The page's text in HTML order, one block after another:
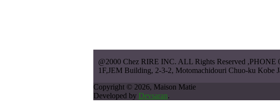
@2000 Chez RIRE INC. ALL Rights Reserved ,PHONE
1F,JEM Building, 2-3-2, Motomachidouri Chuo-ku Kobe
Copyright © 2026, Maison Matie
Developed by Devsaran.